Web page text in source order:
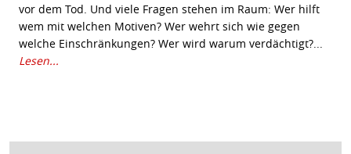
vor dem Tod. Und viele Fragen stehen im Raum: Wer hilft
wem mit welchen Motiven? Wer wehrt sich wie gegen
welche Einschränkungen? Wer wird warum verdächtigt?...
Lesen...